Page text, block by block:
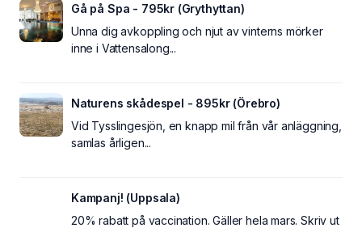
Gå på Spa - 795kr (Grythyttan)
Unna dig avkoppling och njut av vinterns mörker
inne i Vattensalong...
Naturens skådespel - 895kr (Örebro)
Vid Tysslingesjön, en knapp mil från vår anläggning,
samlas årligen...
Kampanj! (Uppsala)
20% rabatt på vaccination. Gäller hela mars. Skriv ut